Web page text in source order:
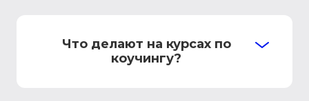
Что делают на курсах по
коучингу?